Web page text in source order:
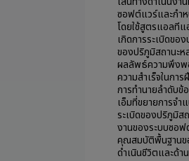
ซอฟต์แวร์และกำ
โดยใช้สูตรแอลทีแ
เกิดการระเบิดขอ
ของปริภูมิสถานะ
ผลลัพธ์ความพึงพ
ความสำเร็จในกา
การทำนายลำดับ
เอ็มที่ขยายการจ
ระเบิดของปริภูมิส
งานของระบบซอฟ
คุณสมบัติพื้นฐานข
ดำเนินชีวิตและด้